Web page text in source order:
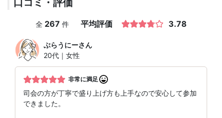
全 267 件 平均評価 3.78
ぶらうにーさん
20代｜女性
非常に満足
司会の方が丁寧で盛り上げ方も上手なので安心して参加
できました。